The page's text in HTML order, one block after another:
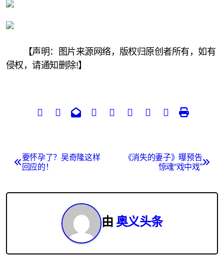
【声明：图片来源网络，版权归原创者所有，如有
侵权，请通知删除!】
文
导
要怀孕了？吴奇隆这样
回应的！
《消失的妻子》曝预告
惊魂“戏中戏”
由 奥义头条